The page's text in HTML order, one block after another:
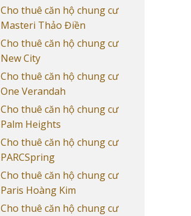
Cho thuê căn hộ chung cư
Masteri Thảo Điền
Cho thuê căn hộ chung cư
New City
Cho thuê căn hộ chung cư
One Verandah
Cho thuê căn hộ chung cư
Palm Heights
Cho thuê căn hộ chung cư
PARCSpring
Cho thuê căn hộ chung cư
Paris Hoàng Kim
Cho thuê căn hộ chung cư